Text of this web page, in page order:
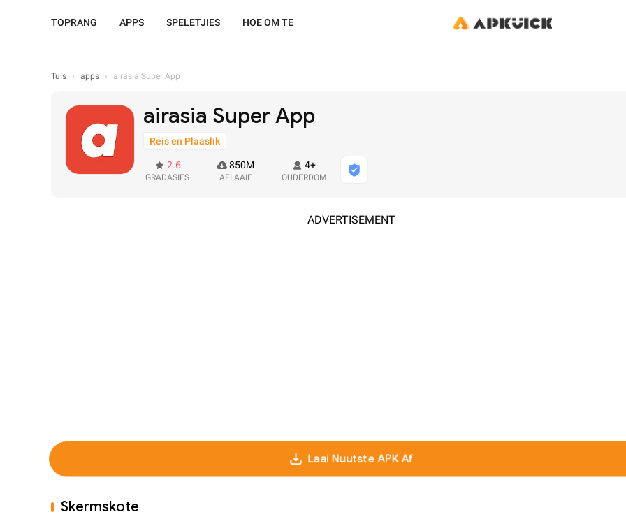
TOPRANG APPS SPELETJIES HOE OM TE
Tuis › apps › airasia Super App
airasia Super App
Reis en Plaaslik
2.6
GRADASIES
850M
AFLAAIE
4+
OUDERDOM
ADVERTISEMENT
Laai Nuutste APK Af
Skermskote